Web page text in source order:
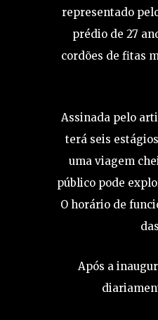
representado
prédio de 27
cordões de fitas
Assinada pelo
terá seis
uma viagem
público pode
O horário de
Após a